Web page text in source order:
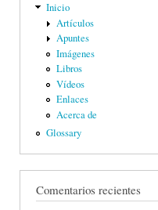
Inicio
Artículos
Apuntes
Imágenes
Libros
Vídeos
Enlaces
Acerca de
Glossary
Comentarios recientes